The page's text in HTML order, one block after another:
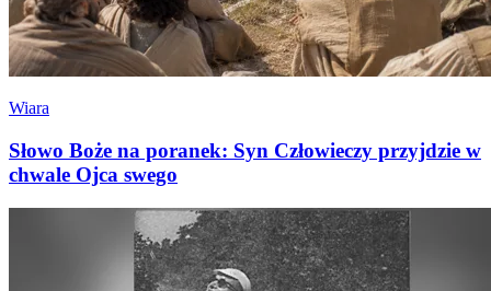
Wiara
Słowo Boże na poranek: Syn Człowieczy przyjdzie w
chwale Ojca swego